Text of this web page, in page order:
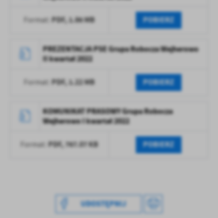
Format: PDF, 1.86 MB POBIERZ
PREZENTACJA PSE Grupa Robocza Wejherowo
II kwartał 2022
Format: PDF, 1.22 MB POBIERZ
KOMUNIKAT PRASOWY Grupa Robocza
Wejherowo I kwartał 2022
Format: PDF, 767.07 KB POBIERZ
UDOSTĘPNIJ